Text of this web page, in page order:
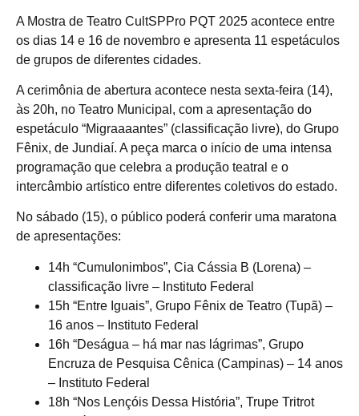
A Mostra de Teatro CultSPPro PQT 2025 acontece entre
os dias 14 e 16 de novembro e apresenta 11 espetáculos
de grupos de diferentes cidades.
A cerimônia de abertura acontece nesta sexta-feira (14),
às 20h, no Teatro Municipal, com a apresentação do
espetáculo “Migraaaantes” (classificação livre), do Grupo
Fênix, de Jundiaí. A peça marca o início de uma intensa
programação que celebra a produção teatral e o
intercâmbio artístico entre diferentes coletivos do estado.
No sábado (15), o público poderá conferir uma maratona
de apresentações:
14h “Cumulonimbos”, Cia Cássia B (Lorena) –
classificação livre – Instituto Federal
15h “Entre Iguais”, Grupo Fênix de Teatro (Tupã) –
16 anos – Instituto Federal
16h “Deságua – há mar nas lágrimas”, Grupo
Encruza de Pesquisa Cênica (Campinas) – 14 anos
– Instituto Federal
18h “Nos Lençóis Dessa História”, Trupe Tritrot